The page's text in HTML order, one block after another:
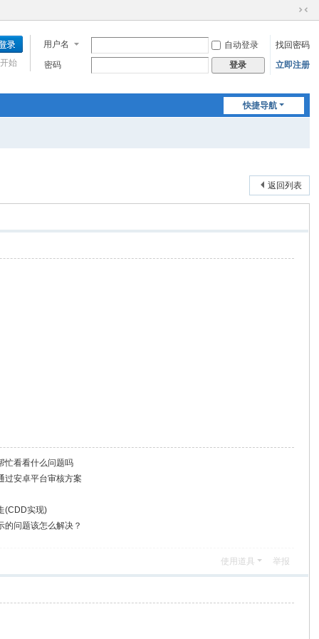
切
到
窄
用户名 自动登录
找回密码
密码
登录 立即注册
始
快捷导航
返回列表
忙看看什么问题吗
过安卓平台审核方案
(CDD实现)
的问题该怎么解决？
使用道具 举报